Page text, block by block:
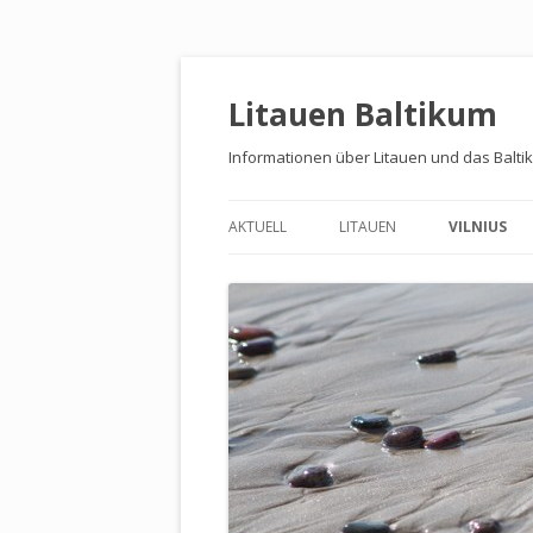
Litauen Baltikum
Informationen über Litauen und das
AKTUELL LITAUEN
WASSERBURG TRAKAI
KULTURRESERVAT KERNAVĖ
LAND UND LEUTE
LINKS
VILNIUS
MUSEEN
PARKS
UMLAND